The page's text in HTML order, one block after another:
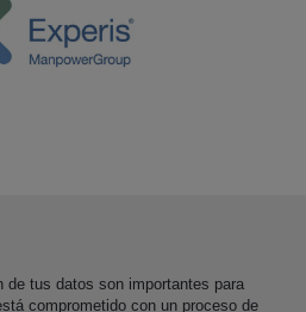
de tus datos son importantes para
comprometido con un proceso de